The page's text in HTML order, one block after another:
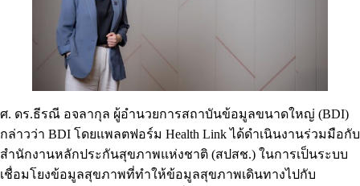
ศ. ดร.ธีรณี อจลากุล ผู้อำนวยการสถาบันข้อมูลขนาดใหญ่ (BDI)
กล่าวว่า BDI โดยแพลตฟอร์ม Health Link ได้ดำเนินงานร่วมมือกับ
สำนักงานหลักประกันสุขภาพแห่งชาติ (สปสช.) ในการเป็นระบบ
เชื่อมโยงข้อมูลสุขภาพที่ทำให้ข้อมูลสุขภาพเดินทางไปกับ